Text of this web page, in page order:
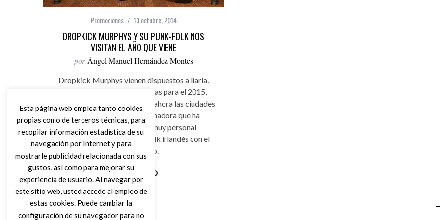
Promociones 13 octubre, 2014
DROPKICK MURPHYS Y SU PUNK-FOLK NOS
VISITAN EL AÑO QUE VIENE
por Ángel Manuel Hernández Montes
Dropkick Murphys vienen dispuestos a liarla,
tienen confirmadas dos fechas para el 2015,
Madrid y Barcelona son hasta ahora las ciudades
por donde pasará la apisonadora que ha
confeccionado un estilo muy personal
mezclando los sonidos del folk irlandés con el
rock más duro.
Leer Más
Esta página web emplea tanto cookies
propias como de terceros técnicas, para
recopilar información estadística de su
navegación por Internet y para
mostrarle publicidad relacionada con sus
gustos, así como para mejorar su
experiencia de usuario. Al navegar por
este sitio web, usted accede al empleo de
estas cookies. Puede cambiar la
configuración de su navegador para no